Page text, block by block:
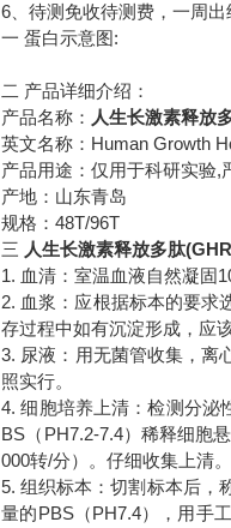
6、待测免收待测费，一周出
一 蛋白示意图:
二 产品详细介绍：
产品名称： 人生长激素释放
英文名称：Human Growth
产品用途：仅用于科研实验,
产地：山东青岛
规格：48T/96T
三 人生长激素释放多肽
1. 血清：室温血液自然凝固
2. 血浆：应根据标本的要求
存过程中如有沉淀形成，应
3. 尿液：用无菌管收集，离
照实行。
4. 细胞培养上清：检测分泌
BS（PH7.2-7.4）稀释细胞
000转/分）。仔细收集上清
5. 组织标本：切割标本后，
量的PBS（PH7.4），用手